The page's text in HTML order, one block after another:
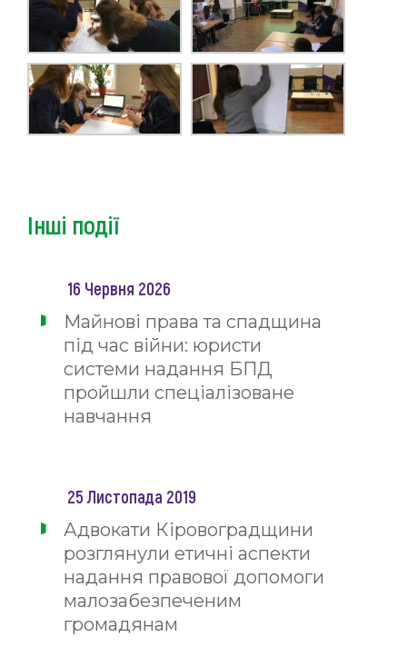
Інші події
16 Червня 2026
Майнові права та спадщина
під час війни: юристи
системи надання БПД
пройшли спеціалізоване
навчання
25 Листопада 2019
Адвокати Кіровоградщини
розглянули етичні аспекти
надання правової допомоги
малозабезпеченим
громадянам